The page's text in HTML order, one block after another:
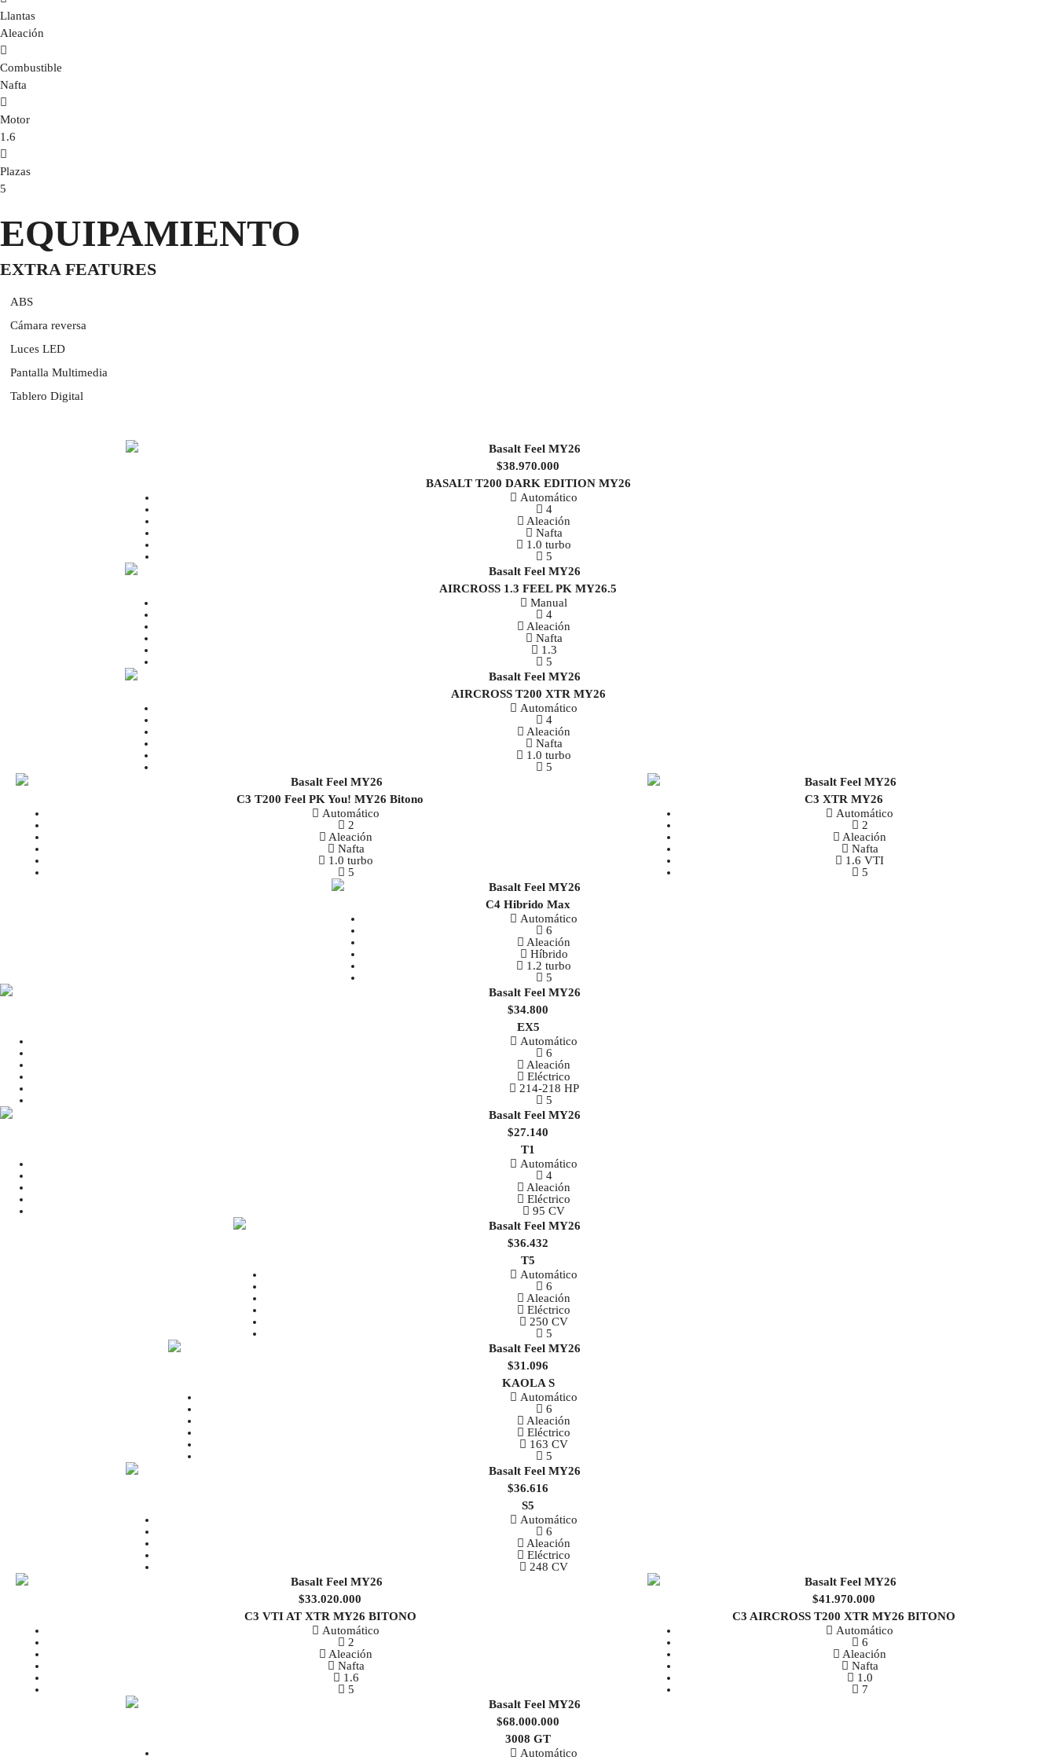
Llantas
Aleación
Combustible
Nafta
Motor
1.6
Plazas
5
EQUIPAMIENTO
EXTRA FEATURES
ABS
Cámara reversa
Luces LED
Pantalla Multimedia
Tablero Digital
$38.970.000
BASALT T200 DARK EDITION MY26
Automático
4
Aleación
Nafta
1.0 turbo
5
AIRCROSS 1.3 FEEL PK MY26.5
Manual
4
Aleación
Nafta
1.3
5
AIRCROSS T200 XTR MY26
Automático
4
Aleación
Nafta
1.0 turbo
5
C3 T200 Feel PK You! MY26 Bitono
Automático
2
Aleación
Nafta
1.0 turbo
5
C3 XTR MY26
Automático
2
Aleación
Nafta
1.6 VTI
5
C4 Hibrido Max
Automático
6
Aleación
Híbrido
1.2 turbo
5
$34.800
EX5
Automático
6
Aleación
Eléctrico
214-218 HP
5
$27.140
T1
Automático
4
Aleación
Eléctrico
95 CV
$36.432
T5
Automático
6
Aleación
Eléctrico
250 CV
5
$31.096
KAOLA S
Automático
6
Aleación
Eléctrico
163 CV
5
$36.616
S5
Automático
6
Aleación
Eléctrico
248 CV
$33.020.000
C3 VTI AT XTR MY26 BITONO
Automático
2
Aleación
Nafta
1.6
5
$41.970.000
C3 AIRCROSS T200 XTR MY26 BITONO
Automático
6
Aleación
Nafta
1.0
7
$68.000.000
3008 GT
Automático